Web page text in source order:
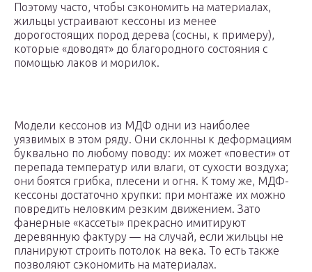
Поэтому часто, чтобы сэкономить на материалах,
жильцы устраивают кессоны из менее
дорогостоящих пород дерева (сосны, к примеру),
которые «доводят» до благородного состояния с
помощью лаков и морилок.
Модели кессонов из МДФ одни из наиболее
уязвимых в этом ряду. Они склонны к деформациям
буквально по любому поводу: их может «повести» от
перепада температур или влаги, от сухости воздуха;
они боятся грибка, плесени и огня. К тому же, МДФ-
кессоны достаточно хрупки: при монтаже их можно
повредить неловким резким движением. Зато
фанерные «кассеты» прекрасно имитируют
деревянную фактуру — на случай, если жильцы не
планируют строить потолок на века. То есть также
позволяют сэкономить на материалах.